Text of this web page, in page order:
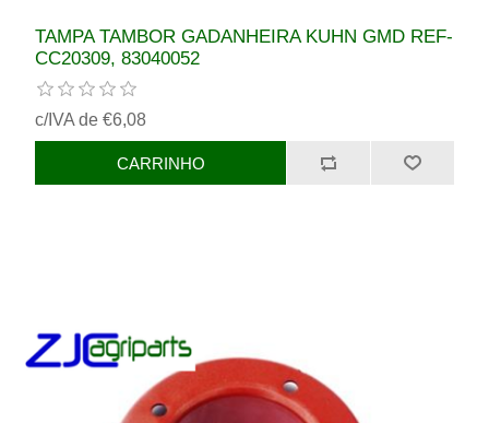
TAMPA TAMBOR GADANHEIRA KUHN GMD REF-
CC20309, 83040052
c/IVA de €6,08